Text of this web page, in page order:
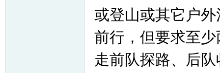
或登山或其它户
前行，但要求至
走前队探路、后